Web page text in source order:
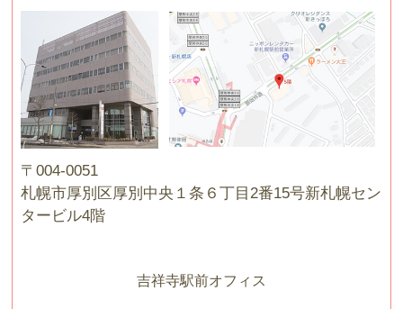
〒004-0051
札幌市厚別区厚別中央１条６丁目2番15号新札幌セン
タービル4階
吉祥寺駅前オフィス